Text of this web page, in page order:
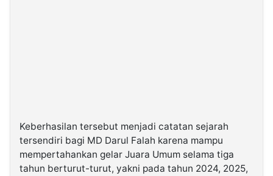
Keberhasilan tersebut menjadi catatan sejarah
tersendiri bagi MD Darul Falah karena mampu
mempertahankan gelar Juara Umum selama tiga
tahun berturut-turut, yakni pada tahun 2024, 2025,